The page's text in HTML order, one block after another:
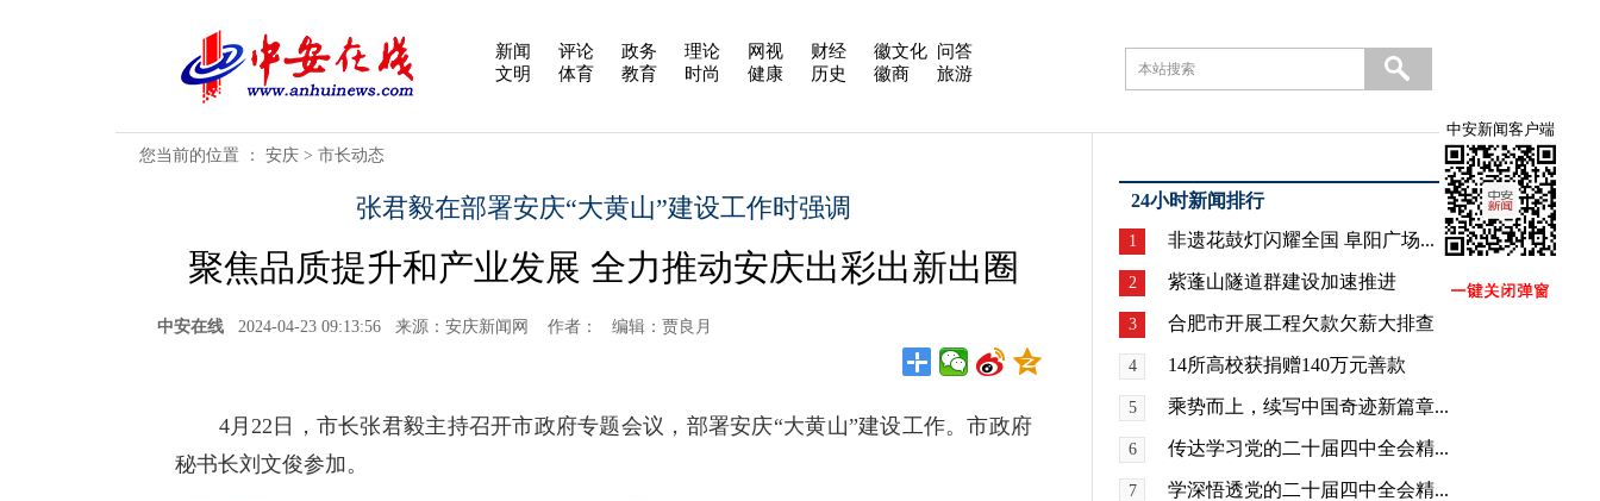
新闻 评论 政务 理论 网视 财经 徽文化 问答
文明
体育 教育 时尚 健康 历史 徽商 旅游
您当前的位置 ： 安庆 > 市长动态
张君毅在部署安庆“大黄山”建设工作时强调
聚焦品质提升和产业发展 全力推动安庆出彩出新出圈
中安在线 2024-04-23 09:13:56 来源：安庆新闻网 作者： 编辑：贾良月
4月22日，市长张君毅主持召开市政府专题会议，部署安庆“大黄山”建设工作。市政府
秘书长刘文俊参加。
24小时新闻排行
1 非遗花鼓灯闪耀全国 阜阳广场...
2 紫蓬山隧道群建设加速推进
3 合肥市开展工程欠款欠薪大排查
4 14所高校获捐赠140万元善款
5 乘势而上，续写中国奇迹新篇章...
6 传达学习党的二十届四中全会精...
7 学深悟透党的二十届四中全会精...
中安新闻客户端